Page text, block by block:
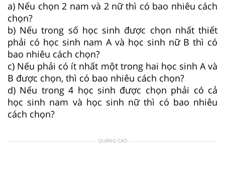
a) Nếu chọn 2 nam và 2 nữ thì có bao nhiêu cách
chọn?
b) Nếu trong số học sinh được chọn nhất thiết
phải có học sinh nam A và học sinh nữ B thì có
bao nhiêu cách chọn?
c) Nếu phải có ít nhất một trong hai học sinh A và
B được chọn, thì có bao nhiêu cách chọn?
d) Nếu trong 4 học sinh được chọn phải có cả
học sinh nam và học sinh nữ thì có bao nhiêu
cách chọn?
QUẢNG CÁO